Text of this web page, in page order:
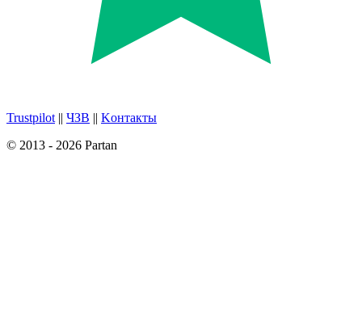
Trustpilot || ЧЗВ || Kонтакты
© 2013 - 2026 Partan